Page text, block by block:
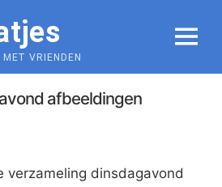
VRIENDEN
MENU
afbeeldingen
verzameling dinsdagavond